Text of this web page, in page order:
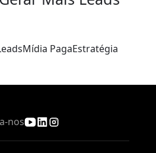
Mídia PagaEstratégia
nos